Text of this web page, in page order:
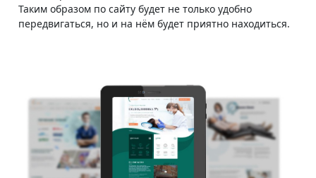
Таким образом по сайту будет не только удобно
передвигаться, но и на нём будет приятно находиться.